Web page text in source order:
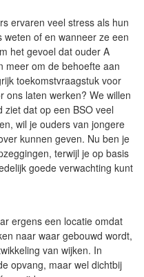
ervaren veel stress als hun
of en wanneer ze een
het gevoel dat ouder A
meer om de behoefte aan
toekomstvraagstuk voor
ons laten werken? We willen
dat op een BSO veel
wil je ouders van jongere
kunnen geven. Nu ben je
terwijl je op basis
goede verwachting kunt
ergens een locatie omdat
naar waar gebouwd wordt,
van wijken. In
opvang, maar wel dichtbij